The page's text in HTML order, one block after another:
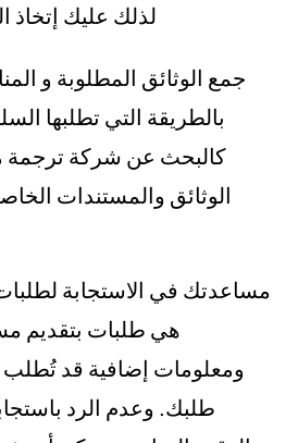
لذلك عليك إتخاذ
جمع الوثائق المطلوبة و
بالطريقة التي تطلبها
كالبحث عن شركة ترجمة
الوثائق والمستندات
مساعدتك في الاستجابة لطلبات
هي طلبات بتقديم
ومعلومات إضافية قد تُطلب
طلبك. وعدم الرد